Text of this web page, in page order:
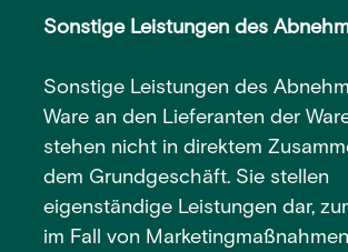
Sonstige Leistungen des
Sonstige Leistungen des
Ware an den Lieferanten der
stehen nicht in direktem
dem Grundgeschäft. Sie stellen
eigenständige Leistungen dar,
im Fall von